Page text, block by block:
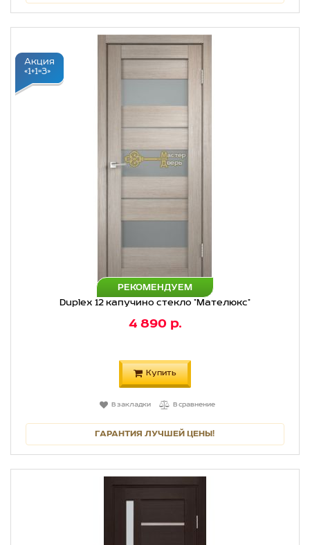
РЕКОМЕНДУЕМ
Duplex 12 капучино стекло "Мателюкс"
4 890 р.
Акция
«1+1=3»
Купить
В закладки В сравнение
ГАРАНТИЯ ЛУЧШЕЙ ЦЕНЫ!